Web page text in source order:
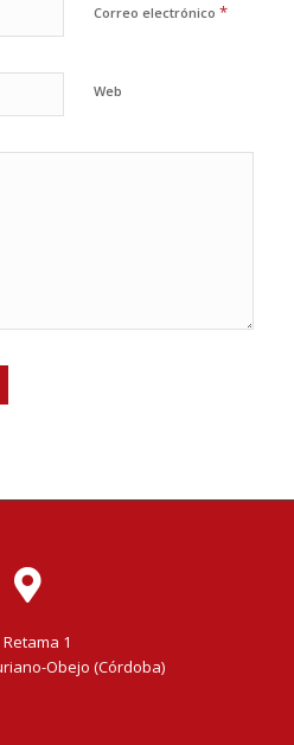
Correo electrónico *
Web
Retama 1
Obejo (Córdoba)